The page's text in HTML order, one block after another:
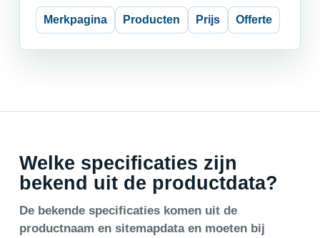
Merkpagina Producten Prijs Offerte
Welke specificaties zijn
bekend uit de productdata?
De bekende specificaties komen uit de
productnaam en sitemapdata en moeten bij